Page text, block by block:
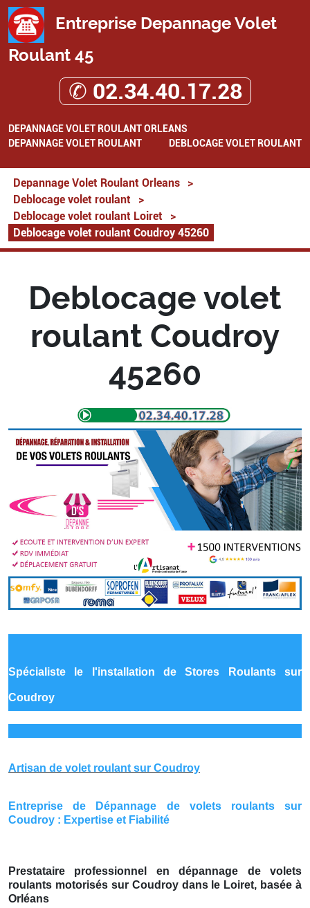
Entreprise Depannage Volet
Roulant 45
✆ 02.34.40.17.28
DEPANNAGE VOLET ROULANT ORLEANS
DEPANNAGE VOLET ROULANT
DEBLOCAGE VOLET ROULANT
Depannage Volet Roulant Orleans
>
Deblocage volet roulant
>
Deblocage volet roulant Loiret
>
Deblocage volet roulant Coudroy 45260
Deblocage volet
roulant Coudroy
45260
Spécialiste le l'installation de Stores Roulants sur
Coudroy
Artisan de volet roulant sur Coudroy
Entreprise de Dépannage de volets roulants sur
Coudroy : Expertise et Fiabilité
Prestataire professionnel en dépannage de volets
roulants motorisés sur Coudroy dans le Loiret, basée à
Orléans